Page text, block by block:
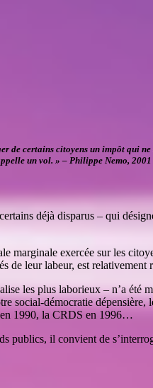
de certains citoyens un impôt qui
un vol. » – Philippe Nemo, 2001
déjà disparus – qui
marginale exercée sur les
de leur labeur, est relativement
les plus laborieux – n’a
social-démocratie
en 1990, la CRDS en 1996…
publics, il convient de